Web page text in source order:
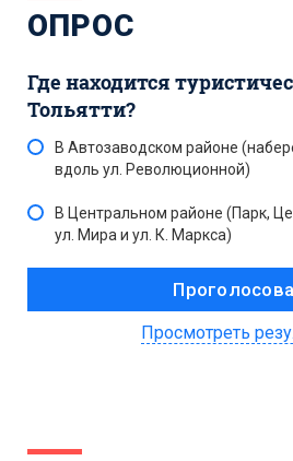
ОПРОС
Где находится
Тольятти?
В Автозаводском районе
вдоль ул. Революционной)
В Центральном районе (Парк,
ул. Мира и ул. К. Маркса)
Просмотреть